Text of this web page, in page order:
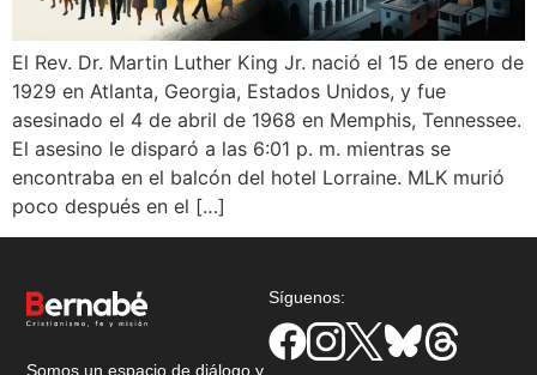
El Rev. Dr. Martin Luther King Jr. nació el 15 de enero de
1929 en Atlanta, Georgia, Estados Unidos, y fue
asesinado el 4 de abril de 1968 en Memphis, Tennessee.
El asesino le disparó a las 6:01 p. m. mientras se
encontraba en el balcón del hotel Lorraine. MLK murió
poco después en el […]
Somos un espacio de diálogo y
Síguenos: